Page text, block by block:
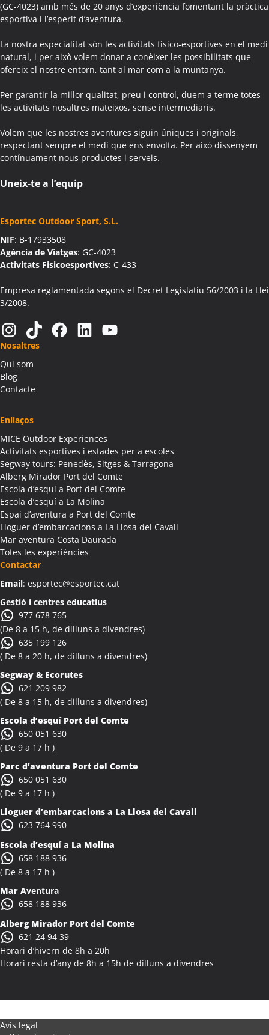
Activitats Família Amics Aguilar de Segarra
Colònies Escolars Aguilar de Segarra
Activitats Teambuilding Empreses Agullana
Activitats Família Amics Agullana
Colònies Escolars Agullana
Activitats Família Amics Aiguafreda
Activitats Teambuilding Empreses Aiguamúrcia
Activitats Família Amics Aiguamúrcia
Colònies Escolars Aiguamúrcia
Activitats Teambuilding Empreses Aiguaviva
Activitats Teambuilding Empreses Aín
Activitats Família Amics Aín
Colònies Escolars Aín
Activitats Teambuilding Empreses Aitona
Activitats Família Amics Aitona
Colònies Escolars Aitona
Activitats Teambuilding Empreses Alàs i Cerc
Activitats Família Amics Alàs i Cerc
Colònies Escolars Alàs i Cerc
Activitats Teambuilding Empreses Albagés
Activitats Família Amics Albagés
Colònies Escolars Albanyà
Activitats Teambuilding Empreses Albatàrrec
Activitats Família Amics Albatàrrec
Colònies Escolars Albatàrrec
Activitats Teambuilding Empreses Albesa
Activitats Família Amics Albesa
Colònies Escolars Albesa
Activitats Teambuilding Empreses Albi
Activitats Família Amics Albi
Colònies Escolars Albi
Activitats Teambuilding Empreses Albinyana
Activitats Família Amics Albinyana
Colònies Escolars Albinyana
Activitats Teambuilding Empreses Albiol
Activitats Família Amics Albiol
Colònies Escolars Albiol
Activitats Teambuilding Empreses Albocàsser
Colònies Escolars Albocàsser
Activitats Teambuilding Empreses Albons
Colònies Escolars Albons
Activitats Teambuilding Empreses Alcalà de Xivert
Colònies Escolars Alcalà de Xivert
Activitats Família Amics Alcanar
Colònies Escolars Alcanar
Activitats Família Amics Alcanó
Activitats Teambuilding Empreses Alcarràs
Activitats Família Amics Alcarràs
Colònies Escolars Alcarràs
Activitats Teambuilding Empreses Alcora
(GC-4023) amb més de 20 anys d’experiència fomentant la pràctica
esportiva i l’esperit d’aventura.
La nostra especialitat són les activitats físico-esportives en el medi
natural, i per això volem donar a conèixer les possibilitats que
ofereix el nostre entorn, tant al mar com a la muntanya.
Per garantir la millor qualitat, preu i control, duem a terme totes
les activitats nosaltres mateixos, sense intermediaris.
Volem que les nostres aventures siguin úniques i originals,
respectant sempre el medi que ens envolta. Per això dissenyem
contínuament nous productes i serveis.
Uneix-te a l’equip
Esportec Outdoor Sport, S.L.
NIF: B-17933508
Agència de Viatges: GC-4023
Activitats Fisicoesportives: C-433
Empresa reglamentada segons el Decret Legislatiu 56/2003 i la Llei
3/2008.
Instagram TikTok Facebook LinkedIn YouTube
Nosaltres
Qui som
Blog
Contacte
Enllaços
MICE Outdoor Experiences
Activitats esportives i estades per a escoles
Segway tours: Penedès, Sitges & Tarragona
Alberg Mirador Port del Comte
Escola d’esquí a Port del Comte
Escola d’esquí a La Molina
Espai d’aventura a Port del Comte
Lloguer d’embarcacions a La Llosa del Cavall
Mar aventura Costa Daurada
Totes les experiències
Contactar
Email: esportec@esportec.cat
Gestió i centres educatius
977 678 765
(De 8 a 15 h, de dilluns a divendres)
635 199 126
( De 8 a 20 h, de dilluns a divendres)
Segway & Ecorutes
621 209 982
( De 8 a 15 h, de dilluns a divendres)
Escola d’esquí Port del Comte
650 051 630
( De 9 a 17 h )
Parc d’aventura Port del Comte
650 051 630
( De 9 a 17 h )
Lloguer d’embarcacions a La Llosa del Cavall
623 764 990
Escola d’esquí a La Molina
658 188 936
( De 8 a 17 h )
Mar Aventura
658 188 936
Alberg Mirador Port del Comte
621 24 94 39
Horari d’hivern de 8h a 20h
Horari resta d’any de 8h a 15h de dilluns a divendres
Avís legal